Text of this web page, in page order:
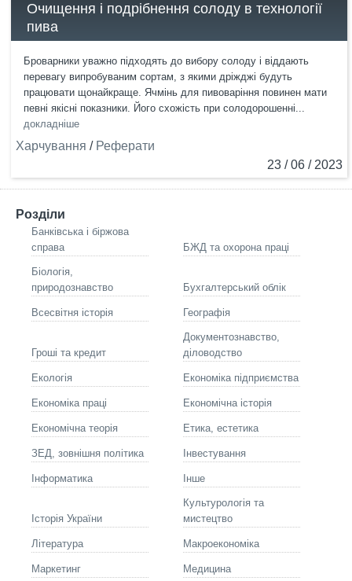
Очищення і подрібнення солоду в технології
пива
Броварники уважно підходять до вибору солоду і віддають
перевагу випробуваним сортам, з якими дріжджі будуть
працювати щонайкраще. Ячмінь для пивоваріння повинен мати
певні якісні показники. Його схожість при солодорошенні...
докладніше
Харчування / Реферати
23 / 06 / 2023
Розділи
Банківська і біржова
справа
БЖД та охорона праці
Біологія,
природознавство
Бухгалтерський облік
Всесвітня історія Географія
Гроші та кредит
Документознавство,
діловодство
Екологія Економіка підприємства
Економіка праці Економічна історія
Економічна теорія Етика, естетика
ЗЕД, зовнішня політика Інвестування
Інформатика Інше
Історія України
Культурологія та
мистецтво
Літературa Макроекономіка
Маркетинг Медицина